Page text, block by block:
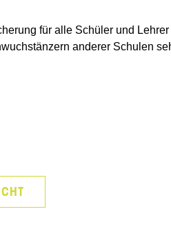
für alle Schüler und Lehrer
anderer Schulen